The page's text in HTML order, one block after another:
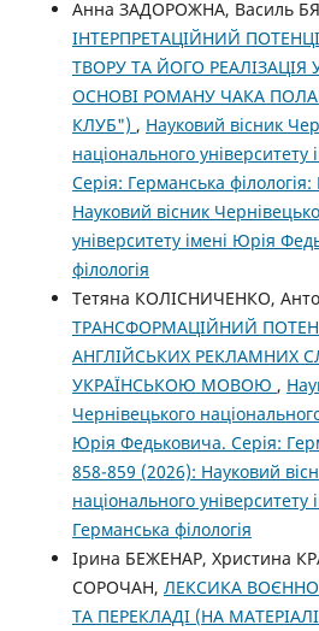
Анна ЗАДОРОЖНА, Василь
ІНТЕРПРЕТАЦІЙНИЙ
ТВОРУ ТА ЙОГО РЕАЛІЗАЦІЯ
ОСНОВІ РОМАНУ ЧАКА
КЛУБ") , Науковий вісник
національного
Серія: Германська
Науковий вісник
університету імені Юрія
філологія
Тетяна КОЛІСНИЧЕНКО,
ТРАНСФОРМАЦІЙНИЙ
АНГЛІЙСЬКИХ РЕКЛАМНИХ
УКРАЇНСЬКОЮ МОВОЮ ,
Чернівецького
Юрія Федьковича. Серія:
858-859 (2026): Науковий
національного
Германська філологія
Ірина БЕЖЕНАР, Христина
СОРОЧАН, ЛЕКСИКА
ТА ПЕРЕКЛАДІ (НА